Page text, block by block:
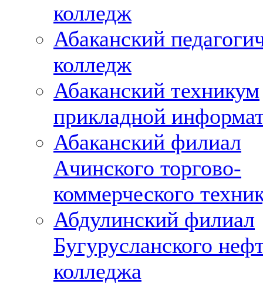
колледж
Абаканский
колледж
Абаканский техникум
прикладной
Абаканский филиал
Ачинского торгово-
коммерческого
Абдулинский филиал
Бугурусланского
колледжа